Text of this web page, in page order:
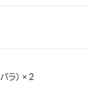
バラ）×2